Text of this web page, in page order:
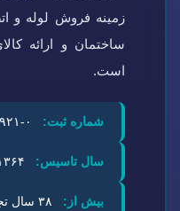
زمینه فروش لوله و
ساختمان و ارائه
است.
شماره ثبت:
سال تاسیس:
بیش از: